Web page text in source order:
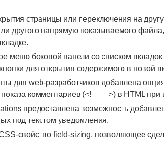
страницы или переключения на
другого напрямую показываемого
меню боковой панели со списком вкладок
для открытия содержимого в новой
для web-разработчиков добавлена
комментариев (<!— —>) в HTML при
предоставлена возможность
под текстом уведомления.
свойство field-sizing, позволяющее